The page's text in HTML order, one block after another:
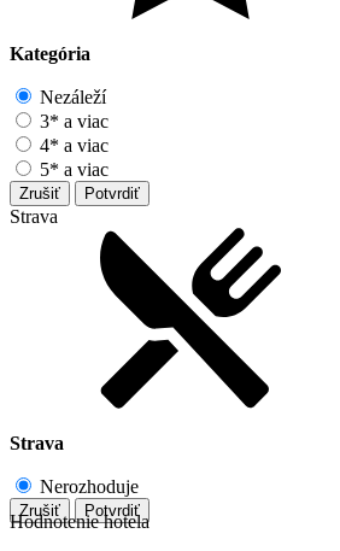
Kategória
Nezáleží
3* a viac
4* a viac
5* a viac
Zrušiť Potvrdiť
Strava
Strava
Nerozhoduje
Zrušiť Potvrdiť
Hodnotenie hotela